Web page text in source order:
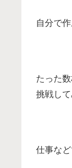
自分で
たった
挑戦し
仕事な